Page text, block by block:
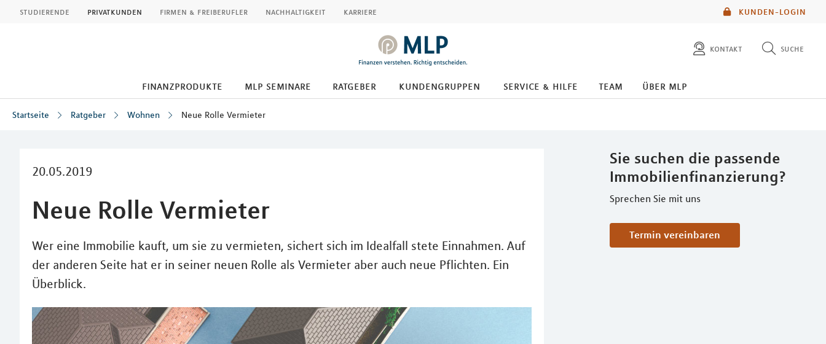
KUNDEN-LOGIN
studierende privatkunden firmen & freiberufler nachhaltigkeit karriere
kontakt suche
diese website durchsuchen
finanzprodukte mlp seminare ratgeber kundengruppen service & hilfe team über mlp
Startseite Ratgeber Wohnen Neue Rolle Vermieter
20.05.2019
Neue Rolle Vermieter
Wer eine Immobilie kauft, um sie zu vermieten, sichert sich im Idealfall stete Einnahmen. Auf
der anderen Seite hat er in seiner neuen Rolle als Vermieter aber auch neue Pflichten. Ein
Überblick.
Sie suchen die passende
Immobilienfinanzierung?
Sprechen Sie mit uns
Termin vereinbaren